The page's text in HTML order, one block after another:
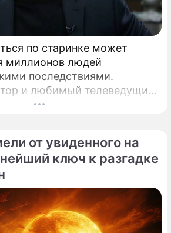
по старинке может
миллионов людей
последствиями.
и любимый телеведущий
Мясников обратил
наши прошлые
здоровье.
от увиденного на
ключ к разгадке